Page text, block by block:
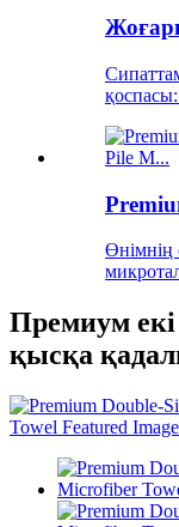
Өнімнің
Премиум
қысқа